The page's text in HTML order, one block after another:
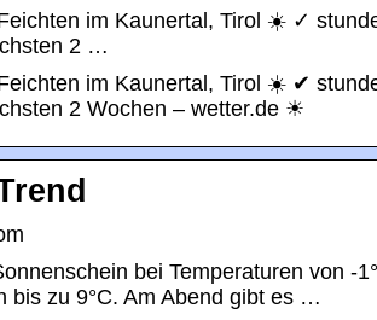
im Kaunertal, Tirol ☀️ ✓
2 …
im Kaunertal, Tirol ☀️ ✔
2 Wochen – wetter.de ☀
bei Temperaturen von -
bis zu 9°C. Am Abend gibt es …